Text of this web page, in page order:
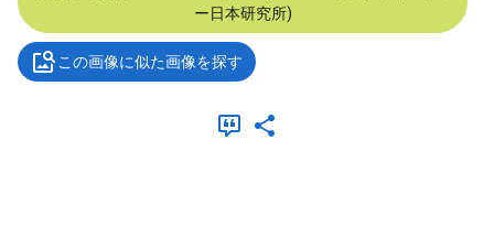
ー日本研究所)
この画像に似た画像を探す